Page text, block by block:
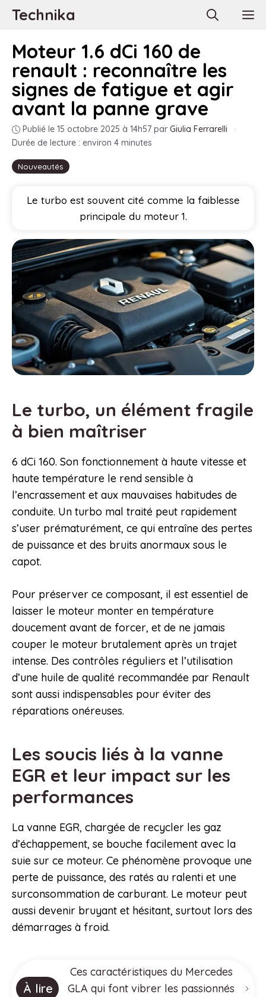
AllerTechnika
Nouveautés
Moteur 1.6 dCi 160 de
renault : reconnaître les
signes de fatigue et agir
avant la panne grave
Publié le 15 octobre 2025 à 14h57 par Giulia Ferrarelli
·
Durée de lecture : environ 4 minutes
Le turbo est souvent cité comme la faiblesse
principale du moteur 1.
Le turbo, un élément fragile
à bien maîtriser
6 dCi 160. Son fonctionnement à haute vitesse et
haute température le rend sensible à
l’encrassement et aux mauvaises habitudes de
conduite. Un turbo mal traité peut rapidement
s’user prématurément, ce qui entraîne des pertes
de puissance et des bruits anormaux sous le
capot.
Pour préserver ce composant, il est essentiel de
laisser le moteur monter en température
doucement avant de forcer, et de ne jamais
couper le moteur brutalement après un trajet
intense. Des contrôles réguliers et l’utilisation
d’une huile de qualité recommandée par Renault
sont aussi indispensables pour éviter des
réparations onéreuses.
Les soucis liés à la vanne
EGR et leur impact sur les
performances
La vanne EGR, chargée de recycler les gaz
d’échappement, se bouche facilement avec la
suie sur ce moteur. Ce phénomène provoque une
perte de puissance, des ratés au ralenti et une
surconsommation de carburant. Le moteur peut
aussi devenir bruyant et hésitant, surtout lors des
démarrages à froid.
À lire
Ces caractéristiques du Mercedes
GLA qui font vibrer les passionnés